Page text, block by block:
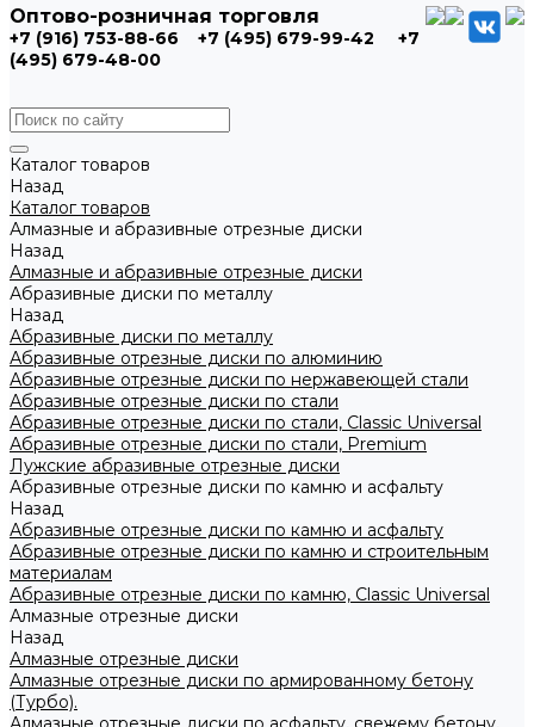
Оптово-розничная торговля
+7 (916) 753-88-66 +7 (495) 679-99-42
+7
(495) 679-48-00
Каталог товаров
Назад
Каталог товаров
Алмазные и абразивные отрезные диски
Назад
Алмазные и абразивные отрезные диски
Абразивные диски по металлу
Назад
Абразивные диски по металлу
Абразивные отрезные диски по алюминию
Абразивные отрезные диски по нержавеющей стали
Абразивные отрезные диски по стали
Абразивные отрезные диски по стали, Classic Universal
Абразивные отрезные диски по стали, Premium
Лужские абразивные отрезные диски
Абразивные отрезные диски по камню и асфальту
Назад
Абразивные отрезные диски по камню и асфальту
Абразивные отрезные диски по камню и строительным
материалам
Абразивные отрезные диски по камню, Classic Universal
Алмазные отрезные диски
Назад
Алмазные отрезные диски
Алмазные отрезные диски по армированному бетону
(Турбо).